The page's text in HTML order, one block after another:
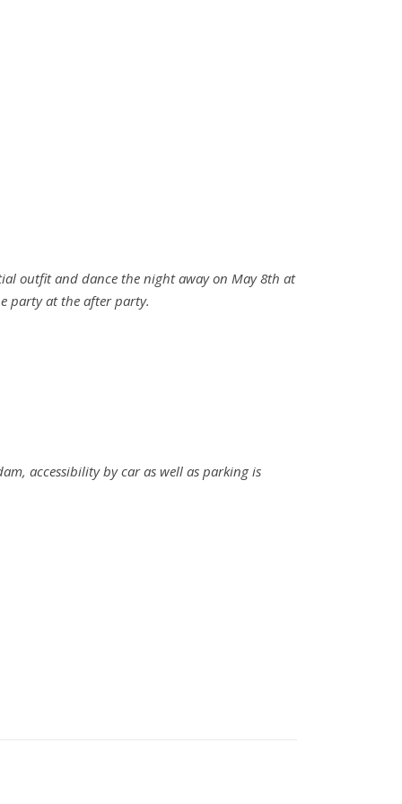
outfit and dance the night away on May 8th at
party at the after party.
accessibility by car as well as parking is